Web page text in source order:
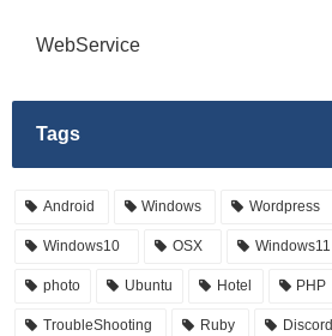
WebService
Tags
Android Windows Wordpress
Windows10 OSX Windows11
photo Ubuntu Hotel PHP
TroubleShooting Ruby Discord